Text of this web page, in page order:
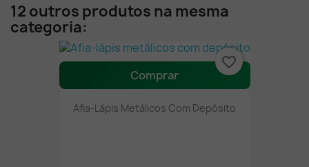
12 outros produtos na mesma
categoria:
Comprar
Afia-Lápis Metálicos Com Depósito
favorite_border